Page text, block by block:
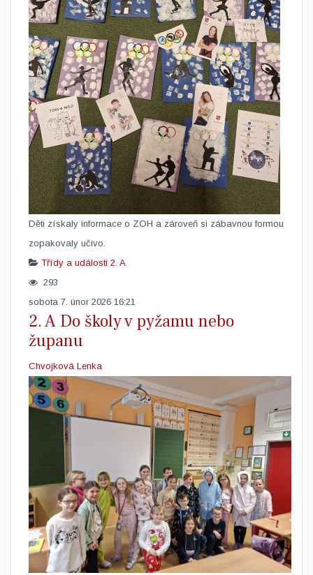
Děti získaly informace o ZOH a zároveň si zábavnou formou
zopakovaly učivo.
Třídy a události 2. A
293
sobota 7. únor 2026 16:21
2. A Do školy v pyžamu nebo
županu
Chvojková Lenka